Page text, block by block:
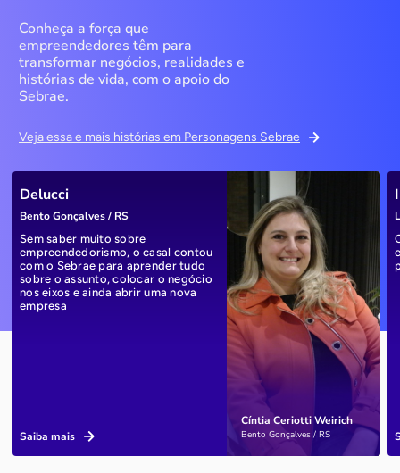
Conheça a força que
empreendedores têm para
transformar negócios, realidades e
histórias de vida, com o apoio do
Sebrae.
Veja essa e mais histórias em Personagens Sebrae
Cíntia Ceriotti Weirich
Bento Gonçalves / RS
Delucci
Bento Gonçalves / RS
Sem saber muito sobre
empreendedorismo, o casal contou
com o Sebrae para aprender tudo
sobre o assunto, colocar o negócio
nos eixos e ainda abrir uma nova
empresa
Saiba mais